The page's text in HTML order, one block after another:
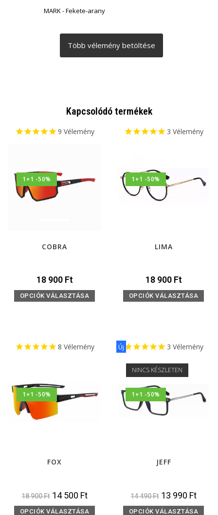
MARK - Fekete-arany
Kapcsolódó termékek
9 Vélemény
1+1 -50%
COBRA
18 900 Ft
OPCIÓK VÁLASZTÁSA
3 Vélemény
1+1 -50%
LIMA
18 900 Ft
OPCIÓK VÁLASZTÁSA
8 Vélemény
1+1 -50%
FOX
18 900Ft 14 500 Ft
OPCIÓK VÁLASZTÁSA
Új 3 Vélemény
NINCS KÉSZLETEN
1+1 -50%
JEFF
14 490Ft 13 990 Ft
OPCIÓK VÁLASZTÁSA